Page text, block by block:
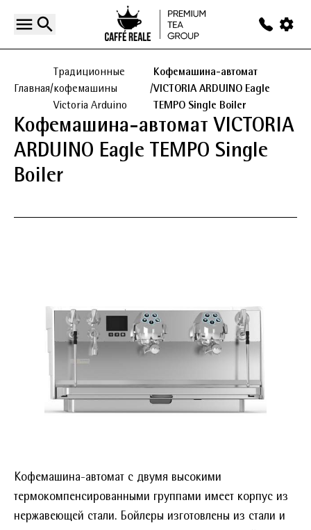
Главная/
Традиционные
кофемашины
Victoria Arduino
/
Кофемашина-автомат
VICTORIA ARDUINO Eagle
TEMPO Single Boiler
Кофемашина-автомат VICTORIA
ARDUINO Eagle TEMPO Single
Boiler
Кофемашина-автомат с двумя высокими
термокомпенсированными группами имеет корпус из
нержавеющей стали. Бойлеры изготовлены из стали и